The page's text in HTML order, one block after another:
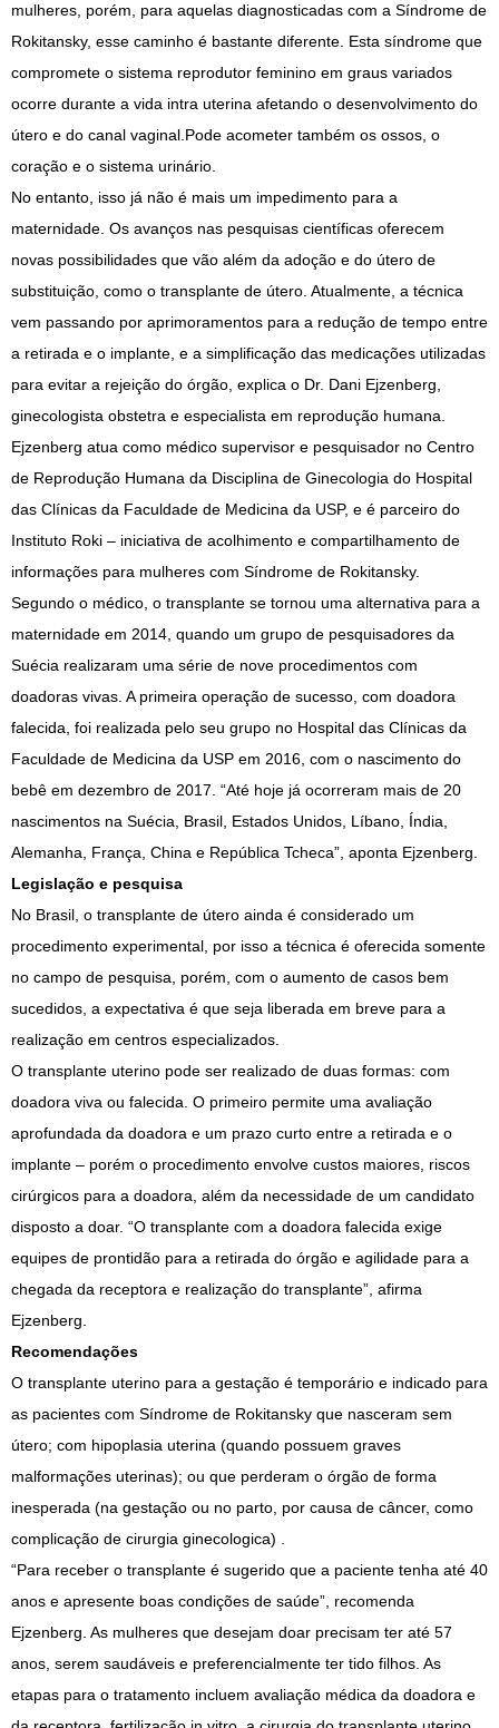
mulheres, porém, para aquelas diagnosticadas com a Síndrome de
Rokitansky, esse caminho é bastante diferente. Esta síndrome que
compromete o sistema reprodutor feminino em graus variados
ocorre durante a vida intra uterina afetando o desenvolvimento do
útero e do canal vaginal.Pode acometer também os ossos, o
coração e o sistema urinário.
No entanto, isso já não é mais um impedimento para a
maternidade. Os avanços nas pesquisas científicas oferecem
novas possibilidades que vão além da adoção e do útero de
substituição, como o transplante de útero. Atualmente, a técnica
vem passando por aprimoramentos para a redução de tempo entre
a retirada e o implante, e a simplificação das medicações utilizadas
para evitar a rejeição do órgão, explica o Dr. Dani Ejzenberg,
ginecologista obstetra e especialista em reprodução humana.
Ejzenberg atua como médico supervisor e pesquisador no Centro
de Reprodução Humana da Disciplina de Ginecologia do Hospital
das Clínicas da Faculdade de Medicina da USP, e é parceiro do
Instituto Roki – iniciativa de acolhimento e compartilhamento de
informações para mulheres com Síndrome de Rokitansky.
Segundo o médico, o transplante se tornou uma alternativa para a
maternidade em 2014, quando um grupo de pesquisadores da
Suécia realizaram uma série de nove procedimentos com
doadoras vivas. A primeira operação de sucesso, com doadora
falecida, foi realizada pelo seu grupo no Hospital das Clínicas da
Faculdade de Medicina da USP em 2016, com o nascimento do
bebê em dezembro de 2017. “Até hoje já ocorreram mais de 20
nascimentos na Suécia, Brasil, Estados Unidos, Líbano, Índia,
Alemanha, França, China e República Tcheca”, aponta Ejzenberg.
Legislação e pesquisa
No Brasil, o transplante de útero ainda é considerado um
procedimento experimental, por isso a técnica é oferecida somente
no campo de pesquisa, porém, com o aumento de casos bem
sucedidos, a expectativa é que seja liberada em breve para a
realização em centros especializados.
O transplante uterino pode ser realizado de duas formas: com
doadora viva ou falecida. O primeiro permite uma avaliação
aprofundada da doadora e um prazo curto entre a retirada e o
implante – porém o procedimento envolve custos maiores, riscos
cirúrgicos para a doadora, além da necessidade de um candidato
disposto a doar. “O transplante com a doadora falecida exige
equipes de prontidão para a retirada do órgão e agilidade para a
chegada da receptora e realização do transplante”, afirma
Ejzenberg.
Recomendações
O transplante uterino para a gestação é temporário e indicado para
as pacientes com Síndrome de Rokitansky que nasceram sem
útero; com hipoplasia uterina (quando possuem graves
malformações uterinas); ou que perderam o órgão de forma
inesperada (na gestação ou no parto, por causa de câncer, como
complicação de cirurgia ginecologica) .
“Para receber o transplante é sugerido que a paciente tenha até 40
anos e apresente boas condições de saúde”, recomenda
Ejzenberg. As mulheres que desejam doar precisam ter até 57
anos, serem saudáveis e preferencialmente ter tido filhos. As
etapas para o tratamento incluem avaliação médica da doadora e